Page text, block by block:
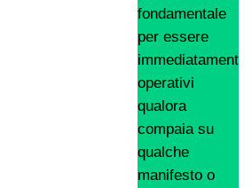
fondamentale
per essere
immediatamente
operativi
qualora
compaia su
qualche
manifesto o